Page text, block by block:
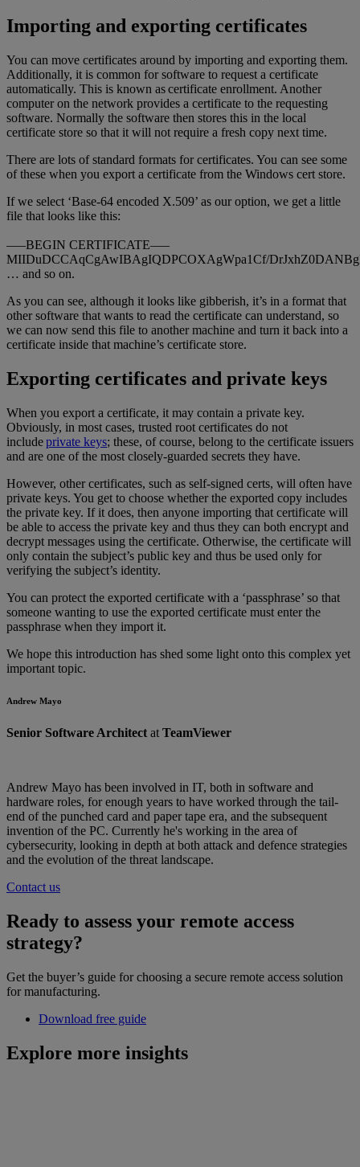
Importing and exporting certificates
You can move certificates around by importing and exporting them.
Additionally, it is common for software to request a certificate
automatically. This is known as certificate enrollment. Another
computer on the network provides a certificate to the requesting
software. Normally the software then stores this in the local
certificate store so that it will not require a fresh copy next time.
There are lots of standard formats for certificates. You can see some
of these when you export a certificate from the Windows cert store.
If we select ‘Base-64 encoded X.509’ as our option, we get a little
file that looks like this:
—–BEGIN CERTIFICATE—–
MIIDuDCCAqCgAwIBAgIQDPCOXAgWpa1Cf/
… and so on.
As you can see, although it looks like gibberish, it’s in a format that
other software that wants to read the certificate can understand, so
we can now send this file to another machine and turn it back into a
certificate inside that machine’s certificate store.
Exporting certificates and private keys
When you export a certificate, it may contain a private key.
Obviously, in most cases, trusted root certificates do not
includeprivate keys; these, of course, belong to the certificate issuers
and are one of the most closely-guarded secrets they have.
However, other certificates, such as self-signed certs, will often have
private keys. You get to choose whether the exported copy includes
the private key. If it does, then anyone importing that certificate will
be able to access the private key and thus they can both encrypt and
decrypt messages using the certificate. Otherwise, the certificate will
only contain the subject’s public key and thus be used only for
verifying the subject’s identity.
You can protect the exported certificate with a ‘passphrase’ so that
someone wanting to use the exported certificate must enter the
passphrase when they import it.
We hope this introduction has shed some light onto this complex yet
important topic.
Andrew Mayo
Senior Software Architect at TeamViewer
Andrew Mayo has been involved in IT, both in software and
hardware roles, for enough years to have worked through the tail-
end of the punched card and paper tape era, and the subsequent
invention of the PC. Currently he's working in the area of
cybersecurity, looking in depth at both attack and defence strategies
and the evolution of the threat landscape.
Contact us
Ready to assess your remote access
strategy?
Get the buyer’s guide for choosing a secure remote access solution
for manufacturing.
Download free guide
Explore more insights